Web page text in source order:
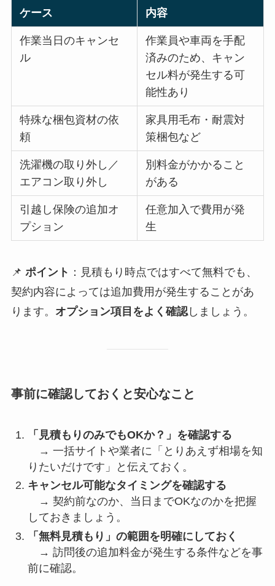
ケース 内容
作業当日のキャンセ
ル
作業員や車両を手配
済みのため、キャン
セル料が発生する可
能性あり
特殊な梱包資材の依
頼
家具用毛布・耐震対
策梱包など
洗濯機の取り外し／
エアコン取り外し
別料金がかかること
がある
引越し保険の追加オ
プション
任意加入で費用が発
生
📌 ポイント ：見積もり時点ではすべて無料でも、
契約内容によっては追加費用が発生することがあ
ります。 オプション項目をよく確認しましょう。
事前に確認しておくと安心なこと
「見積もりのみでもOKか？」を確認する
→ 一括サイトや業者に「とりあえず相場を知
りたいだけです」と伝えておく。
キャンセル可能なタイミングを確認する
→ 契約前なのか、当日までOKなのかを把握
しておきましょう。
「無料見積もり」の範囲を明確にしておく
→ 訪問後の追加料金が発生する条件などを事
前に確認。